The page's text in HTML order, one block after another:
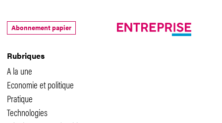
Rubriques
A la une
Economie et politique
Pratique
Technologies
Abonnement papier